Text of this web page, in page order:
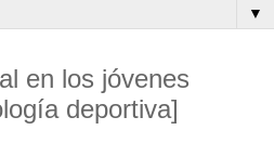
▼
en los jóvenes
deportiva]